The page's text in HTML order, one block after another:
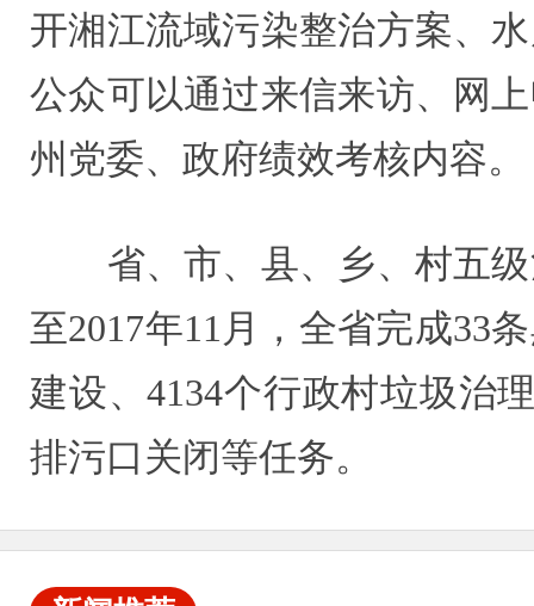
开湘江流域污染整治方案、
公众可以通过来信来访、网
州党委、政府绩效考核内容。
省、市、县、乡、村五级
至2017年11月，全省完成33
建设、4134个行政村垃圾治
排污口关闭等任务。